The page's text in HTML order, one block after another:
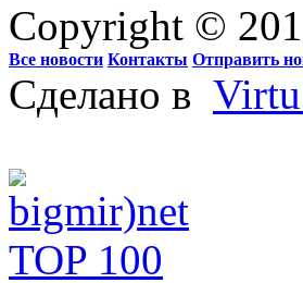
Copyright ©
Все новости Контакты Отправить
Сделано в